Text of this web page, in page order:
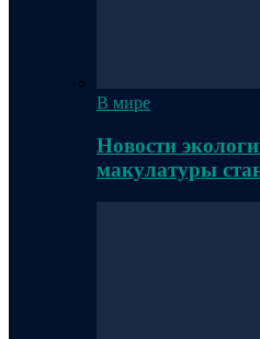
В мире
Новости
макулатуры